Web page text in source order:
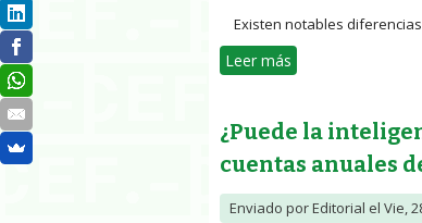
Existen notables
Leer más
¿Puede la
cuentas anuales
Enviado porEditorial el Vie,